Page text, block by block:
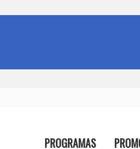
PROGRAMAS